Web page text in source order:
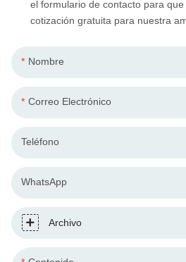
el formulario de contacto para
cotización gratuita para nuestra
Nombre
Correo Electrónico
Teléfono
WhatsApp
Archivo